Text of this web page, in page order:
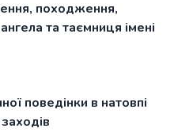
походження,
та таємниця імені
поведінки в натовпі